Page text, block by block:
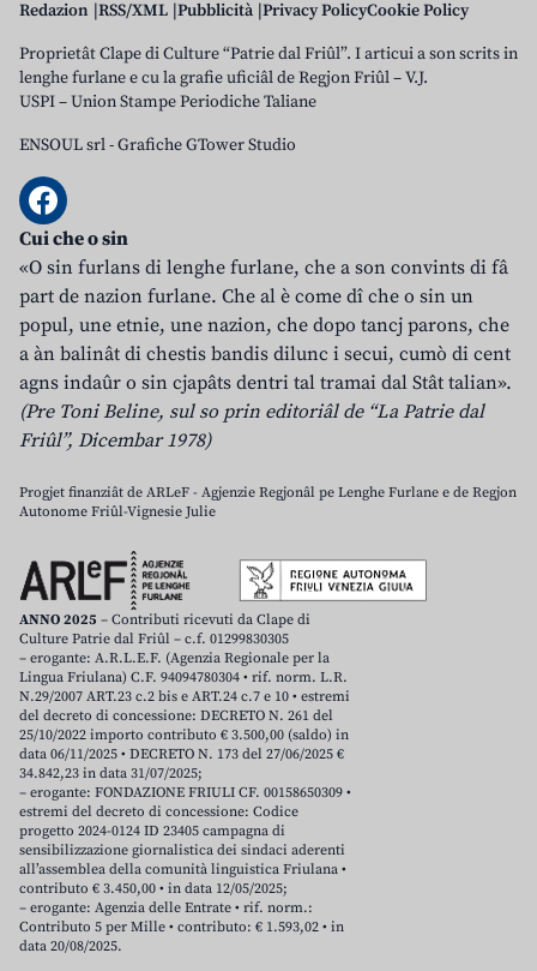
Redazion RSS/XML Pubblicità Privacy PolicyCookie Policy
Proprietât Clape di Culture “Patrie dal Friûl”. I articui a son scrits in
lenghe furlane e cu la grafie uficiâl de Regjon Friûl – V.J.
USPI – Union Stampe Periodiche Taliane
ENSOUL srl-Grafiche GTower Studio
Cui che o sin
«O sin furlans di lenghe furlane, che a son convints di fâ
part de nazion furlane. Che al è come dî che o sin un
popul, une etnie, une nazion, che dopo tancj parons, che
a àn balinât di chestis bandis dilunc i secui, cumò di cent
agns indaûr o sin cjapâts dentri tal tramai dal Stât talian».
(Pre Toni Beline, sul so prin editoriâl de “La Patrie dal
Friûl”, Dicembar 1978)
Progjet finanziât de ARLeF - Agjenzie Regjonâl pe Lenghe Furlane e de Regjon
Autonome Friûl-Vignesie Julie
ANNO 2025 – Contributi ricevuti da Clape di
Culture Patrie dal Friûl – c.f. 01299830305
– erogante: A.R.L.E.F. (Agenzia Regionale per la
Lingua Friulana) C.F. 94094780304 • rif. norm. L.R.
N.29/2007 ART.23 c.2 bis e ART.24 c.7 e 10 • estremi
del decreto di concessione: DECRETO N. 261 del
25/10/2022 importo contributo € 3.500,00 (saldo) in
data 06/11/2025 • DECRETO N. 173 del 27/06/2025 €
34.842,23 in data 31/07/2025;
– erogante: FONDAZIONE FRIULI CF. 00158650309 •
estremi del decreto di concessione: Codice
progetto 2024-0124 ID 23405 campagna di
sensibilizzazione giornalistica dei sindaci aderenti
all’assemblea della comunità linguistica Friulana •
contributo € 3.450,00 • in data 12/05/2025;
– erogante: Agenzia delle Entrate • rif. norm.:
Contributo 5 per Mille • contributo: € 1.593,02 • in
data 20/08/2025.